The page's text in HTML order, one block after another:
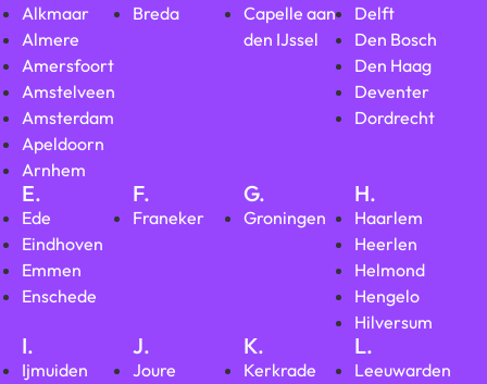
Alkmaar
Almere
Amersfoort
Amstelveen
Amsterdam
Apeldoorn
Arnhem
Breda
Capelle aan
den IJssel
Delft
Den Bosch
Den Haag
Deventer
Dordrecht
E.
Ede
Eindhoven
Emmen
Enschede
F.
Franeker
G.
Groningen
H.
Haarlem
Heerlen
Helmond
Hengelo
Hilversum
I.
Ijmuiden
J.
Joure
K.
Kerkrade
L.
Leeuwarden